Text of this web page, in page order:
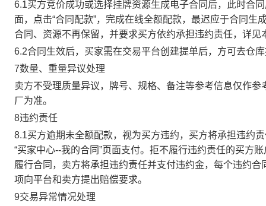
6.1买方竞价成功或选择挂牌资源生成电子合同后，此时合
面，点击“合同配款”，完成在线全额配款，最迟应于合同
合同、资源不再保留，并要求买方依约承担违约责任，详见
6.2合同生效后，买家需在交易平台创建提单后，方可去仓
7数量、重量异议处理
卖方不受理质量异议，牌号、规格、备注等参考信息仅作
厂为准。
8违约责任
8.1买方逾期未全额配款，视为买方违约，买方将承担违约
“买家中心--我的合同”页面支付。拒不履行违约责任的买方
履行合同，卖方将承担违约责任并支付违约金，每个违约
项向平台和卖方提出赔偿要求。
9交易异常情况处理